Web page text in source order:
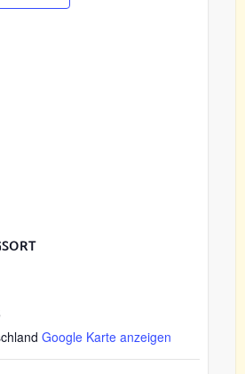
Google Karte anzeigen